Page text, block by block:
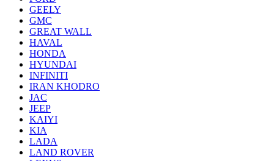
GEELY
GMC
GREAT WALL
HAVAL
HONDA
HYUNDAI
INFINITI
IRAN KHODRO
JAC
JEEP
KAIYI
KIA
LADA
LAND ROVER